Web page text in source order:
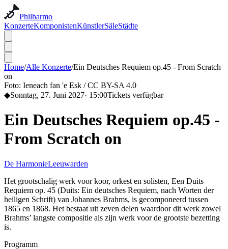
Philharmo
KonzerteKomponistenKünstlerSäleStädte
Home/Alle Konzerte/Ein Deutsches Requiem op.45 - From Scratch
on
Foto: Ieneach fan 'e Esk / CC BY-SA 4.0
◆Sonntag, 27. Juni 2027· 15:00Tickets verfügbar
Ein Deutsches Requiem op.45 -
From Scratch on
De HarmonieLeeuwarden
Het grootschalig werk voor koor, orkest en solisten, Een Duits
Requiem op. 45 (Duits: Ein deutsches Requiem, nach Worten der
heiligen Schrift) van Johannes Brahms, is gecomponeerd tussen
1865 en 1868. Het bestaat uit zeven delen waardoor dit werk zowel
Brahms’ langste compositie als zijn werk voor de grootste bezetting
is.
Programm